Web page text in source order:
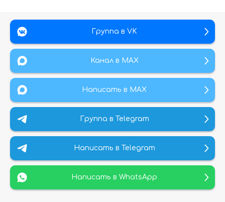
Группа в VK
Канал в МАХ
Написать в MAX
Группа в Telegram
Написать в Telegram
Написать в WhatsApp